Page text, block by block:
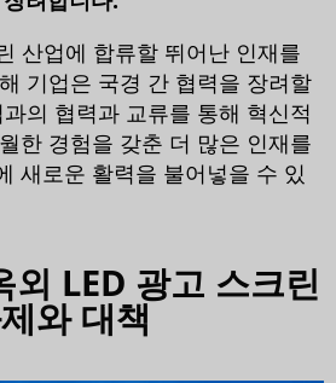
산업에 합류할 뛰어난 인재를
기업은 국경 간 협력을 장려할
의 협력과 교류를 통해 혁신적
한 경험을 갖춘 더 많은 인재를
새로운 활력을 불어넣을 수 있
외 LED 광고 스크린
와 대책